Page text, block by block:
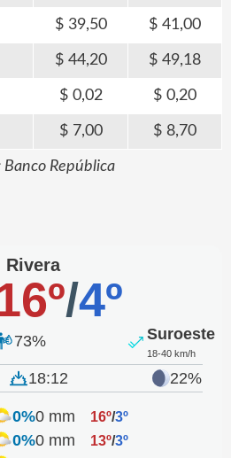
39,50 41,00
44,20 49,18
0,02 0,20
7,00 8,70
Banco República
Rivera
/4º
73% Suroeste
18-40 km/h
18:12 22%
0%0 mm 16º/3º
0%0 mm 13º/3º